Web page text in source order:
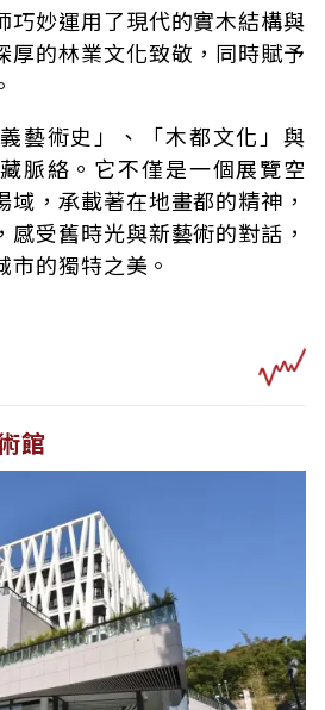
巧妙運用了現代的實木結構與
厚的林業文化致敬，同時賦予
藝術史」、「木都文化」與
脈絡。它不僅是一個展覽空
域，承載著在地畫都的精神，
感受舊時光與新藝術的對話，
的獨特之美。
館